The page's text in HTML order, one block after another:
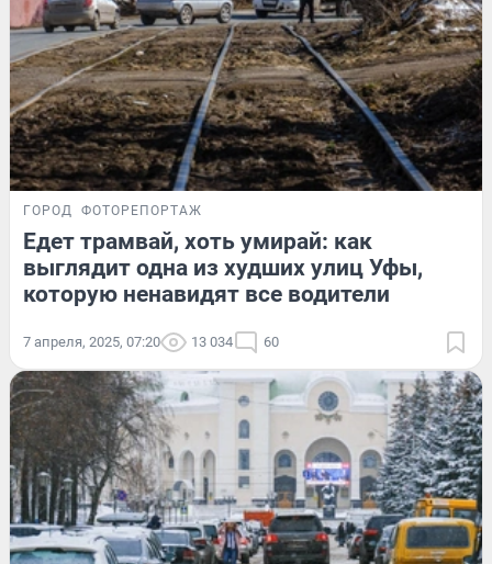
ГОРОД ФОТОРЕПОРТАЖ
Едет трамвай, хоть умирай: как
выглядит одна из худших улиц Уфы,
которую ненавидят все водители
7 апреля, 2025, 07:20 13 034 60